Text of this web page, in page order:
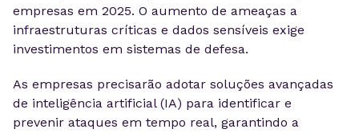
empresas em 2025. O aumento de ameaças a
infraestruturas críticas e dados sensíveis exige
investimentos em sistemas de defesa.
As empresas precisarão adotar soluções avançadas
de inteligência artificial (IA) para identificar e
prevenir ataques em tempo real, garantindo a